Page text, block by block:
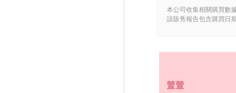
本公司收集相關購買數
該販售報告包含購買日